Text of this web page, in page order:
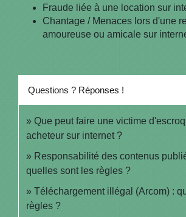
Fraude liée à une location sur
Chantage / Menaces lors d'une
amoureuse ou amicale sur
Questions ? Réponses !
Que peut faire une victime
acheteur sur internet ?
Responsabilité des contenus
quelles sont les règles ?
Téléchargement illégal (Arcom) :
règles ?